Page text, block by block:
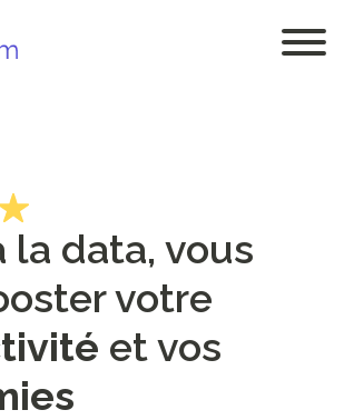
la data, vous
votre
et vos